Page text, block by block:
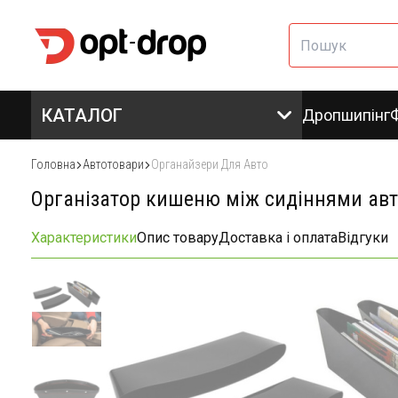
КАТАЛОГ Дропшипінг
Головна Автотовари Органайзери Для Авто
Організатор кишеню між сидіннями
ХарактеристикиОпис товаруДоставка і оплатаВідгуки